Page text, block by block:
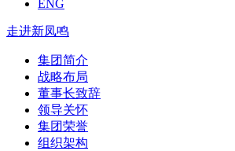
ENG
走进新凤鸣
集团简介
战略布局
董事长致辞
领导关怀
集团荣誉
组织架构